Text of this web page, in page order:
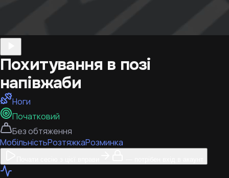
Похитування в позі
напівжаби
Ноги
Початковий
Без обтяження
МобільністьРозтяжкаРозминка